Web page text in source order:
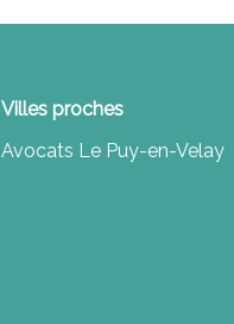
Villes proches
Avocats Le Puy-en-Velay